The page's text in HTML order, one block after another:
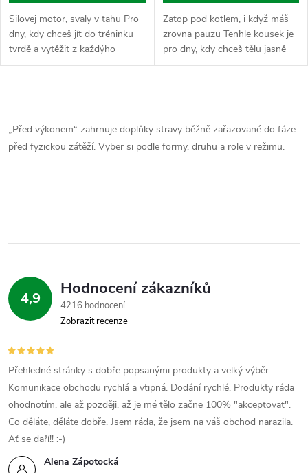
Silovej motor, svaly v tahu Pro
dny, kdy chceš jít do tréninku
tvrdě a vytěžit z každýho
opakování naprostý maximum.
Zatop pod kotlem, i když máš
zrovna pauzu Tenhle kousek je
pro dny, kdy chceš tělu jasně
vysvětlit, že léto se blíží a madla
v
l
a
í
p
r
v
k
y
v
„Před výkonem“ zahrnuje doplňky stravy běžně zařazované do fáze
před fyzickou zátěží. Vyber si podle formy, druhu a role v režimu.
4,9 Hodnocení zákazníků
4216 hodnocení
Zobrazit recenze
Alena Zápotocká
Přehledné stránky s dobře popsanými produkty a velký výběr.
Komunikace obchodu rychlá a vtipná. Dodání rychlé. Produkty ráda
ohodnotím, ale až později, až je mé tělo začne 100% "akceptovat".
Co děláte, děláte dobře. Jsem ráda, že jsem na váš obchod narazila.
Ať se daří!! :-)